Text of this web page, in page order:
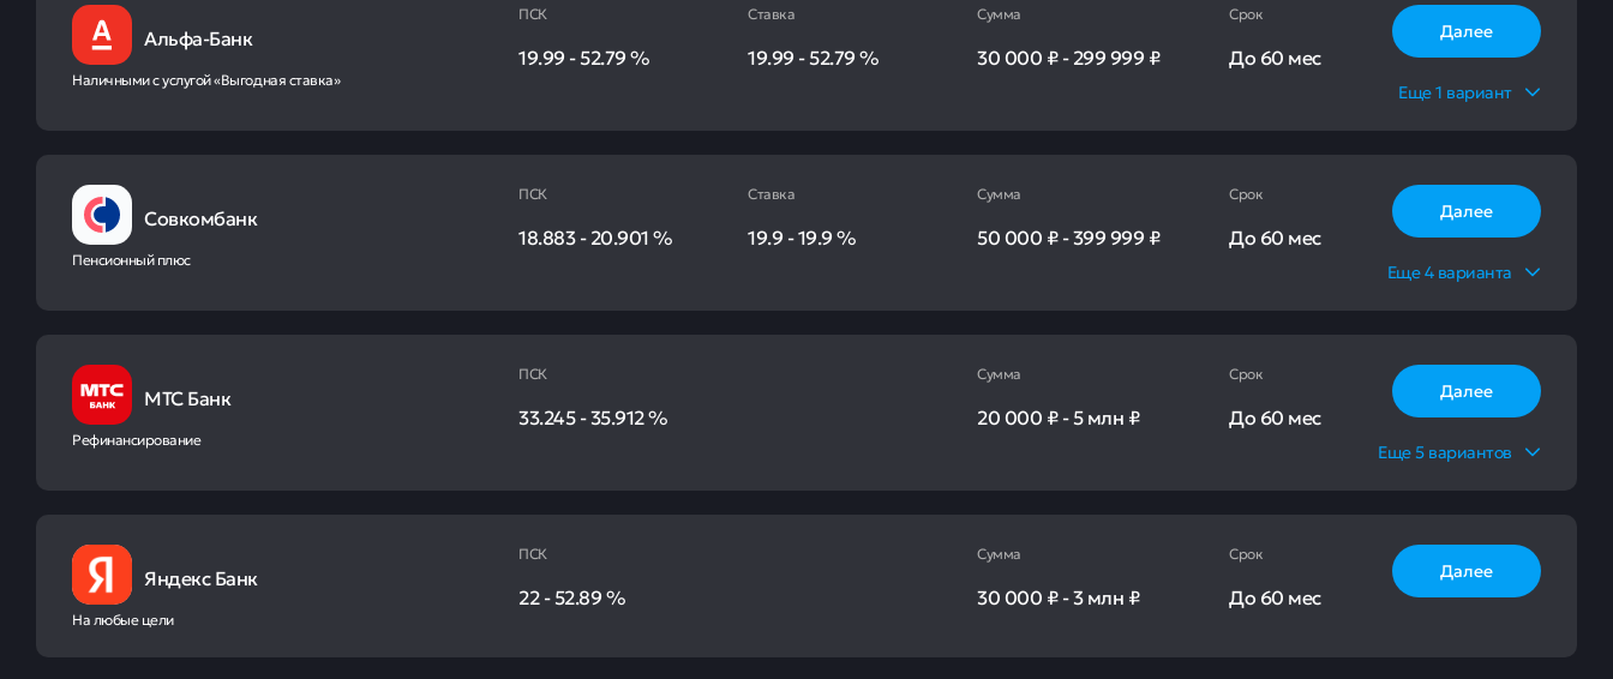
Альфа-Банк
Наличными с услугой «Выгодная ставка»
ПСК
19.99-52.79%
Ставка
19.99-52.79%
Сумма
30 000 ₽-299 999 ₽
Срок
До60 мес
Далее
Еще1 вариант
Совкомбанк
Пенсионный плюс
ПСК
18.883-20.901%
Ставка
19.9-19.9%
Сумма
50 000 ₽-399 999 ₽
Срок
До60 мес
Далее
Еще4 варианта
МТС Банк
Рефинансирование
ПСК
33.245-35.912%
Сумма
20 000 ₽-5 млн ₽
Срок
До60 мес
Далее
Еще5вариантов
Яндекс Банк
На любые цели
ПСК
22-52.89%
Сумма
30 000 ₽-3 млн ₽
Срок
До60 мес
Далее